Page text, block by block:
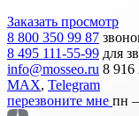
Заказать просмотр
8 800 350 99 87
8 495 111-55-99 для
info@mosseo.ru 8 916
MAX, Telegram
перезвоните мне пн